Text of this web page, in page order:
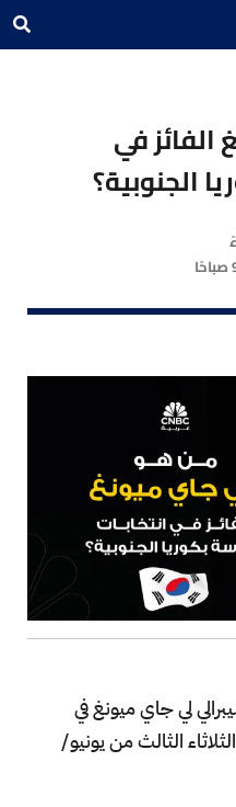
في
الجنوبية؟
لي جاي ميونغ في
الثالث من يونيو/